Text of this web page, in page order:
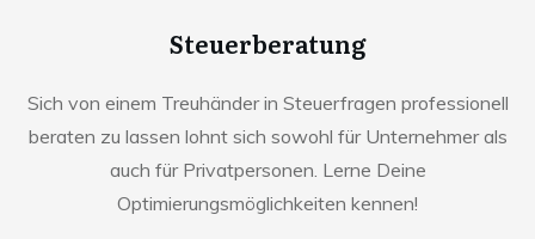
Steuerberatung
Sich von einem Treuhänder in Steuerfragen professionell
beraten zu lassen lohnt sich sowohl für Unternehmer als
auch für Privatpersonen. Lerne Deine
Optimierungsmöglichkeiten kennen!